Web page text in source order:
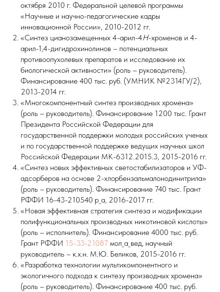
октября 2010 г. Федеральной целевой программы
«Научные и научно-педагогические кадры
инновационной России», 2010-2012 гг.
«Синтез цианозамещенных 4-арил-4H-хроменов и 4-
арил-1,4-дигидрохинолинов – потенциальных
противоопухолевых препаратов и исследование их
биологической активности» (роль – руководитель).
Финансирование 400 тыс. руб. (УМНИК №2314ГУ/2),
2013-2014 гг.
«Многокомпонентный синтез производных хромена»
(роль – руководитель). Финансирование 1200 тыс. Грант
Президента Российской Федерации для
государственной поддержки молодых российских ученых
и по государственной поддержке ведущих научных школ
Российской Федерации МК-6312.2015.3, 2015-2016 гг.
«Синтез новых эффективных светостабилизаторов и УФ-
адсорберов на основе 2-хлорбензальмалонодинитрила»
(роль – руководитель). Финансирование 740 тыс. Грант
РФФИ 16-43-210540 р_а, 2016-2017 гг.
«Новая эффективная стратегия синтеза и модификации
полифункциональных производных никотиновой кислоты»
(роль – исполнитель). Финансирование 4000 тыс. руб.
Грант РФФИ 15-33-21087 мол_а_вед, научный
руководитель – к.х.н. М.Ю. Беликов, 2015-2016 гг.
«Разработка технологии мультикомпонентного и
экологичного подхода к синтезу производных хромена»
(роль – руководитель). Финансирование 400 тыс. руб.